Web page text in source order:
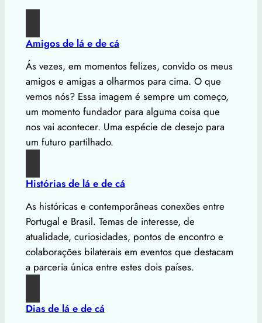
Amigos de lá e de cá
Ás vezes, em momentos felizes, convido os meus
amigos e amigas a olharmos para cima. O que
vemos nós? Essa imagem é sempre um começo,
um momento fundador para alguma coisa que
nos vai acontecer. Uma espécie de desejo para
um futuro partilhado.
Histórias de lá e de cá
As históricas e contemporâneas conexões entre
Portugal e Brasil. Temas de interesse, de
atualidade, curiosidades, pontos de encontro e
colaborações bilaterais em eventos que destacam
a parceria única entre estes dois países.
Dias de lá e de cá